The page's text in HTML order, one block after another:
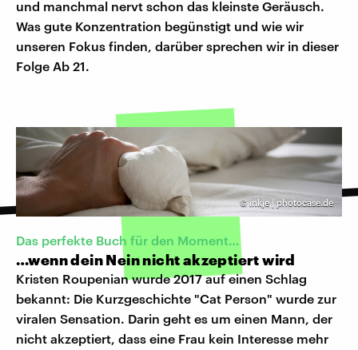
und manchmal nervt schon das kleinste Geräusch.
Was gute Konzentration begünstigt und wie wir
unseren Fokus finden, darüber sprechen wir in dieser
Folge Ab 21.
©inkje | photocase.de
Das perfekte Buch für den Moment…
…wenn dein Nein nicht akzeptiert wird
Kristen Roupenian wurde 2017 auf einen Schlag
bekannt: Die Kurzgeschichte "Cat Person" wurde zur
viralen Sensation. Darin geht es um einen Mann, der
nicht akzeptiert, dass eine Frau kein Interesse mehr